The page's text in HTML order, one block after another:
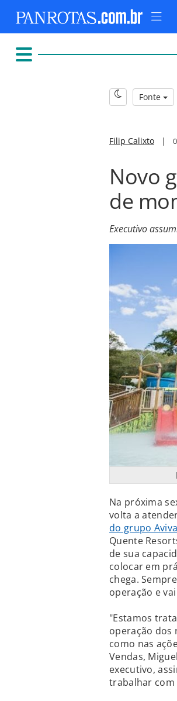
Fonte
Filip Calixto |
Novo
de
Executivo
Na próxima
volta a
do grupo Aviva
Quente
de sua
colocar em
chega.
operação e
"Estamos
operação dos
como nas
Vendas,
executivo,
trabalhar com